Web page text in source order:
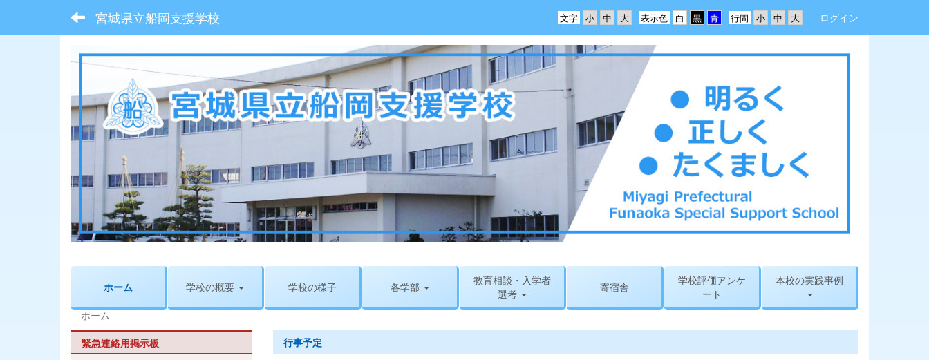
宮城県立船岡支援学校 行間
表示色
文字 ログイン
ホーム 学校の概要 学校の様子 各学部
教育相談・入学者
選考
寄宿舎
学校評価アンケ
ート
本校の実践事例
ホーム
行事予定
緊急連絡用掲示板